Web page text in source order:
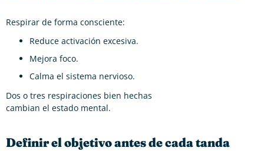
Respirar de forma consciente:
Reduce activación excesiva.
Mejora foco.
Calma el sistema nervioso.
Dos o tres respiraciones bien hechas
cambian el estado mental.
Definir el objetivo antes de cada tanda